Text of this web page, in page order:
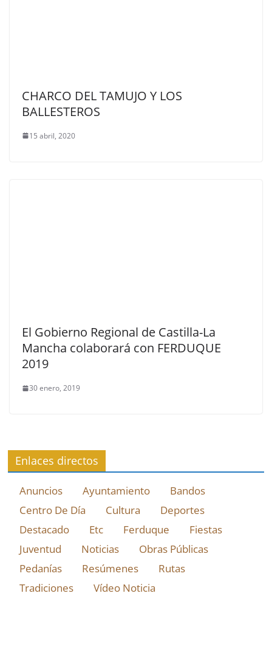
CHARCO DEL TAMUJO Y LOS
BALLESTEROS
15 abril, 2020
El Gobierno Regional de Castilla-La
Mancha colaborará con FERDUQUE
2019
30 enero, 2019
Enlaces directos
Anuncios Ayuntamiento
Bandos
Centro De Día
Cultura
Deportes
Destacado
Etc Ferduque
Fiestas
Juventud
Noticias
Obras Públicas
Pedanías
Resúmenes
Rutas
Tradiciones
Vídeo Noticia